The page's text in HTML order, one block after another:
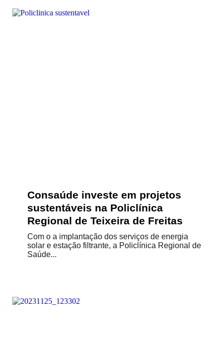
Consaúde investe em projetos
sustentáveis na Policlínica
Regional de Teixeira de Freitas
Com o a implantação dos serviços de energia
solar e estação filtrante, a Policlínica Regional de
Saúde...